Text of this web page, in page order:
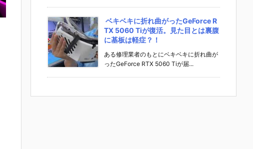
ベキベキに折れ曲がったGeForce R
TX 5060 Tiが復活。見た目とは裏腹
に基板は軽症？！
ある修理業者のもとにベキベキに折れ曲が
ったGeForce RTX 5060 Tiが届...